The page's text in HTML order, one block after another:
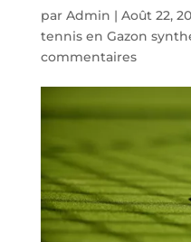
par Admin | Août 22,
tennis en Gazon
commentaires